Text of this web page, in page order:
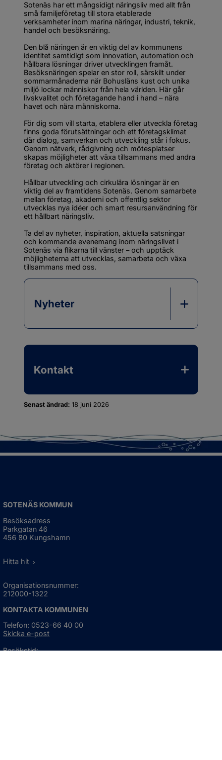
Sotenäs har ett mångsidigt näringsliv med allt från
små familjeföretag till stora etablerade
verksamheter inom marina näringar, industri, teknik,
handel och besöksnäring.
Den blå näringen är en viktig del av kommunens
identitet samtidigt som innovation, automation och
hållbara lösningar driver utvecklingen framåt.
Besöksnäringen spelar en stor roll, särskilt under
sommarmånaderna när Bohusläns kust och unika
miljö lockar människor från hela världen. Här går
livskvalitet och företagande hand i hand – nära
havet och nära människorna.
För dig som vill starta, etablera eller utveckla företag
finns goda förutsättningar och ett företagsklimat
där dialog, samverkan och utveckling står i fokus.
Genom nätverk, rådgivning och mötesplatser
skapas möjligheter att växa tillsammans med andra
företag och aktörer i regionen.
Hållbar utveckling och cirkulära lösningar är en
viktig del av framtidens Sotenäs. Genom samarbete
mellan företag, akademi och offentlig sektor
utvecklas nya idéer och smart resursanvändning för
ett hållbart näringsliv.
Ta del av nyheter, inspiration, aktuella satsningar
och kommande evenemang inom näringslivet i
Sotenäs via flikarna till vänster – och upptäck
möjligheterna att utvecklas, samarbeta och växa
tillsammans med oss.
Nyheter
Kontakt
Senast ändrad: 18 juni 2026
SOTENÄS KOMMUN
Besöksadress
Parkgatan 46
456 80 Kungshamn
Hitta hit
Organisationsnummer:
212000-1322
KONTAKTA KOMMUNEN
Telefon: 0523-66 40 00
Skicka e-post
Besökstid: